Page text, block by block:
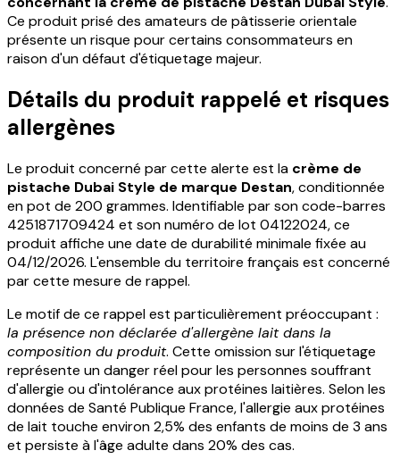
Ce produit prisé des amateurs de pâtisserie orientale
présente un risque pour certains consommateurs en
raison d'un défaut d'étiquetage majeur.
Détails du produit rappelé et risques
allergènes
Le produit concerné par cette alerte est la crème de
pistache Dubai Style de marque Destan, conditionnée
en pot de 200 grammes. Identifiable par son code-barres
4251871709424 et son numéro de lot 04122024, ce
produit affiche une date de durabilité minimale fixée au
04/12/2026. L'ensemble du territoire français est concerné
par cette mesure de rappel.
Le motif de ce rappel est particulièrement préoccupant :
la présence non déclarée d'allergène lait dans la
composition du produit. Cette omission sur l'étiquetage
représente un danger réel pour les personnes souffrant
d'allergie ou d'intolérance aux protéines laitières. Selon les
données de Santé Publique France, l'allergie aux protéines
de lait touche environ 2,5% des enfants de moins de 3 ans
et persiste à l'âge adulte dans 20% des cas.